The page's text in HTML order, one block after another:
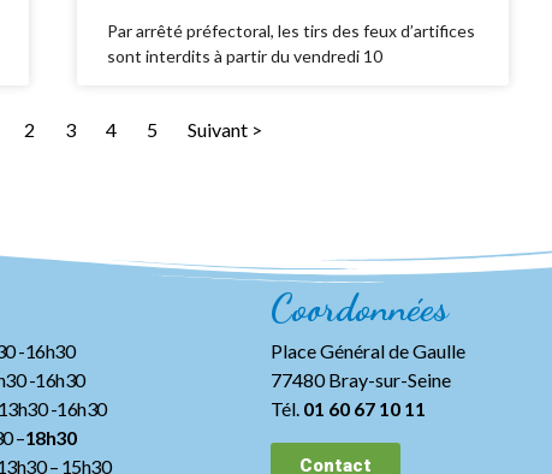
Par arrêté préfectoral, les tirs des feux d’artifices
sont interdits à partir du vendredi 10
2 3 4 5 Suivant >
-16h30
-16h30
-16h30
–18h30
– 15h30
Coordonnées
Place Général de Gaulle
77480 Bray-sur-Seine
Tél. 01 60 67 10 11
Contact